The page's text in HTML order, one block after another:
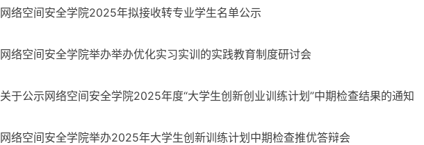
网络空间安全学院2025年拟接收转专业学生名单公示
网络空间安全学院举办举办优化实习实训的实践教育制度研讨会
关于公示网络空间安全学院2025年度“大学生创新创业训练计划”中期检查结果的通知
网络空间安全学院举办2025年大学生创新训练计划中期检查推优答辩会